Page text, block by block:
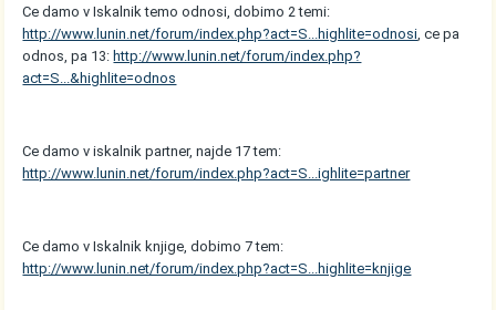
Ce damo v Iskalnik temo odnosi, dobimo 2 temi:
http://www.lunin.net/forum/index.php?act=S...highlite=odnosi, ce pa
odnos, pa 13: http://www.lunin.net/forum/index.php?
act=S...&highlite=odnos
Ce damo v iskalnik partner, najde 17 tem:
http://www.lunin.net/forum/index.php?act=S...ighlite=partner
Ce damo v Iskalnik knjige, dobimo 7 tem:
http://www.lunin.net/forum/index.php?act=S...highlite=knjige